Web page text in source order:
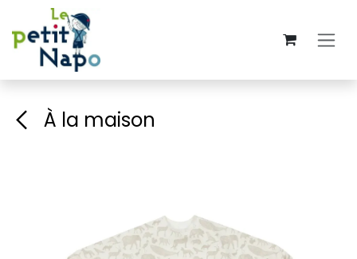
Se rendre au contenu
À la maison